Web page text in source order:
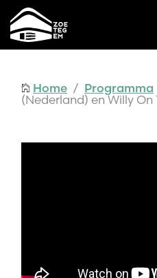
Home / Programma
(Nederland) en Willy On